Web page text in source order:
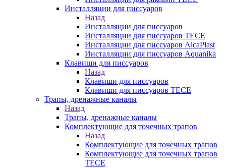
Инсталляции для писсуаров
Назад
Инсталляции для писсуаров
Инсталляции для писсуаров TECE
Инсталляции для писсуаров AlcaPlast
Инсталляции для писсуаров Aquanika
Клавиши для писсуаров
Назад
Клавиши для писсуаров
Клавиши для писсуаров TECE
Трапы, дренажные каналы
Назад
Трапы, дренажные каналы
Комплектующие для точечных трапов
Назад
Комплектующие для точечных трапов
Комплектующие для точечных трапов
TECE